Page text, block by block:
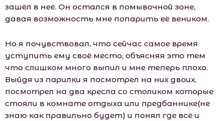
зашёл в неё. Он остался в помывочной зоне,
давая возможность мне попарить её веником.
Но я почувствовал, что сейчас самое время
уступить ему своё место, объясняя это тем
что слишком много выпил и мне теперь плохо.
Выйдя из парилки я посмотрел на них двоих,
посмотрел на два кресла со столиком которые
стояли в комнате отдыха или предбаннике(не
знаю как правильно будет) и понял где всё и